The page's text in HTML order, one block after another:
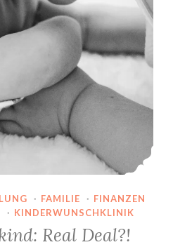
· FAMILIE · FINANZEN
· KINDERWUNSCHKLINIK
Real Deal?!